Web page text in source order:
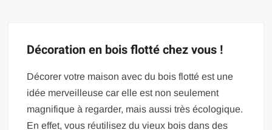
Décoration en bois flotté chez vous !
Décorer votre maison avec du bois flotté est une
idée merveilleuse car elle est non seulement
magnifique à regarder, mais aussi très écologique.
En effet, vous réutilisez du vieux bois dans des